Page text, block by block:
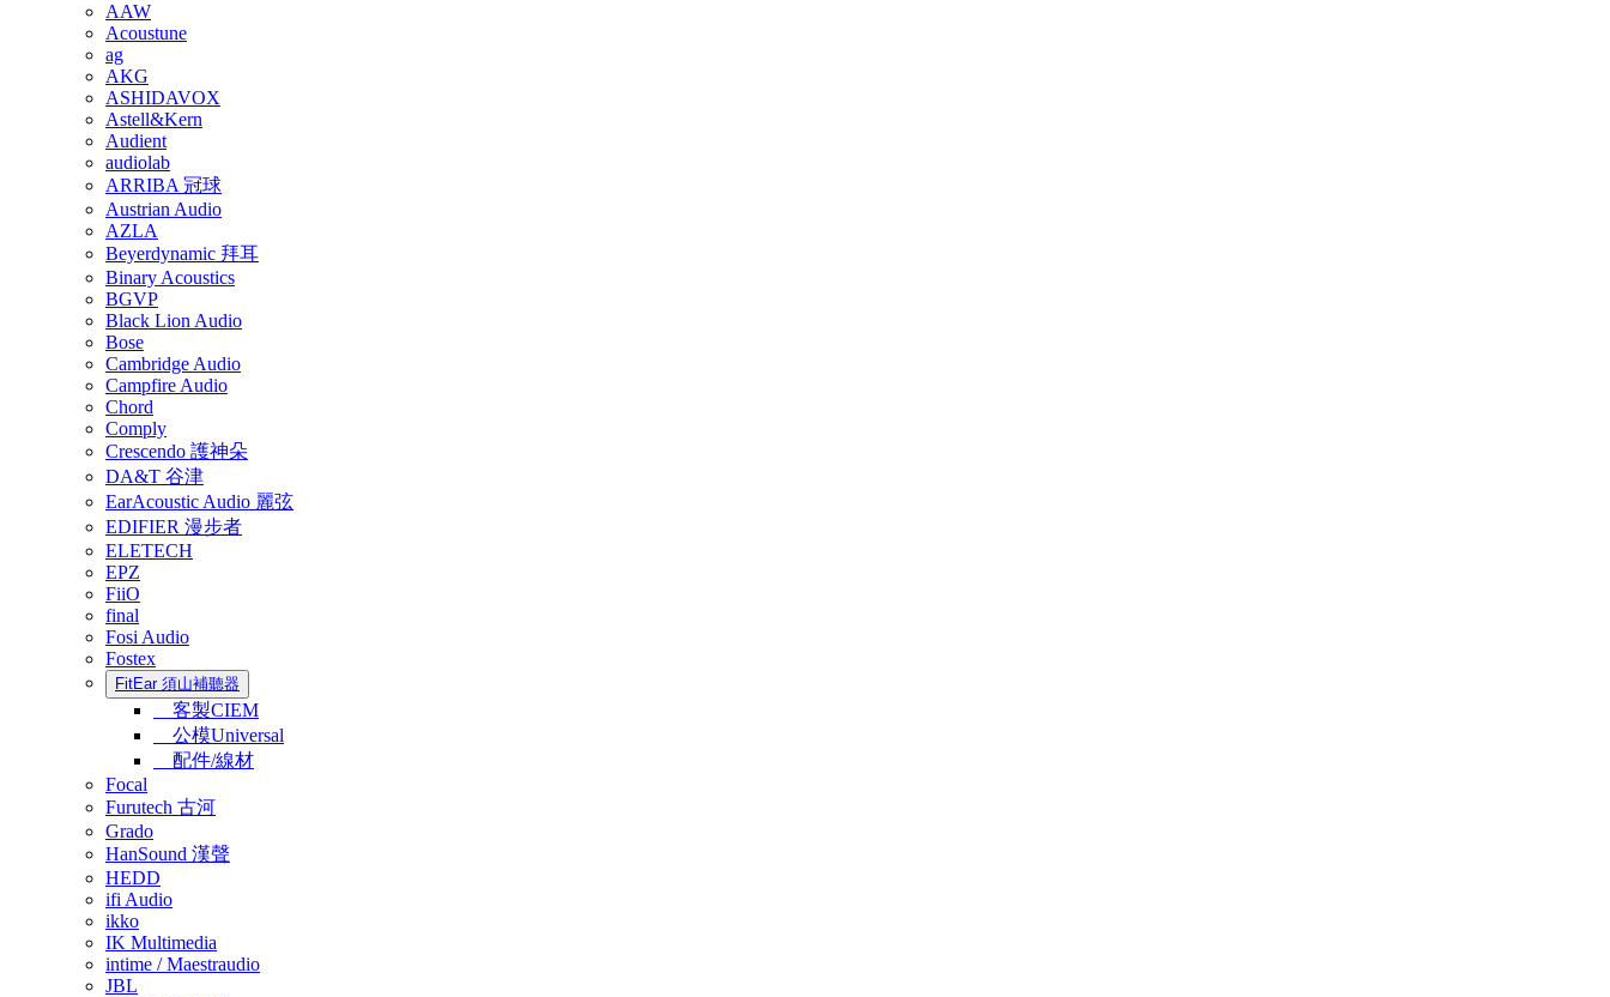
AAW
Acoustune
ag
AKG
ASHIDAVOX
Astell&Kern
Audient
audiolab
ARRIBA 冠球
Austrian Audio
AZLA
Beyerdynamic 拜耳
Binary Acoustics
BGVP
Black Lion Audio
Bose
Cambridge Audio
Campfire Audio
Chord
Comply
Crescendo 護神朵
DA&T 谷津
EarAcoustic Audio 麗弦
EDIFIER 漫步者
ELETECH
EPZ
FiiO
final
Fosi Audio
Fostex
FitEar 須山補聽器
客製CIEM
公模Universal
配件/線材
Focal
Furutech 古河
Grado
HanSound 漢聲
HEDD
ifi Audio
ikko
IK Multimedia
intime / Maestraudio
JBL